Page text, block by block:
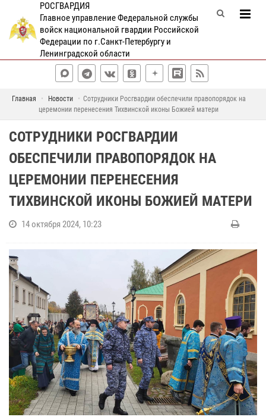
РОСГВАРДИЯ
Главное управление Федеральной службы
войск национальной гвардии Российской
Федерации по г.Санкт-Петербургу и
Ленинградской области
Главная Новости
Сотрудники Росгвардии обеспечили правопорядок на
церемонии перенесения Тихвинской иконы Божией матери
СОТРУДНИКИ РОСГВАРДИИ
ОБЕСПЕЧИЛИ ПРАВОПОРЯДОК НА
ЦЕРЕМОНИИ ПЕРЕНЕСЕНИЯ
ТИХВИНСКОЙ ИКОНЫ БОЖИЕЙ МАТЕРИ
14 октября 2024, 10:23